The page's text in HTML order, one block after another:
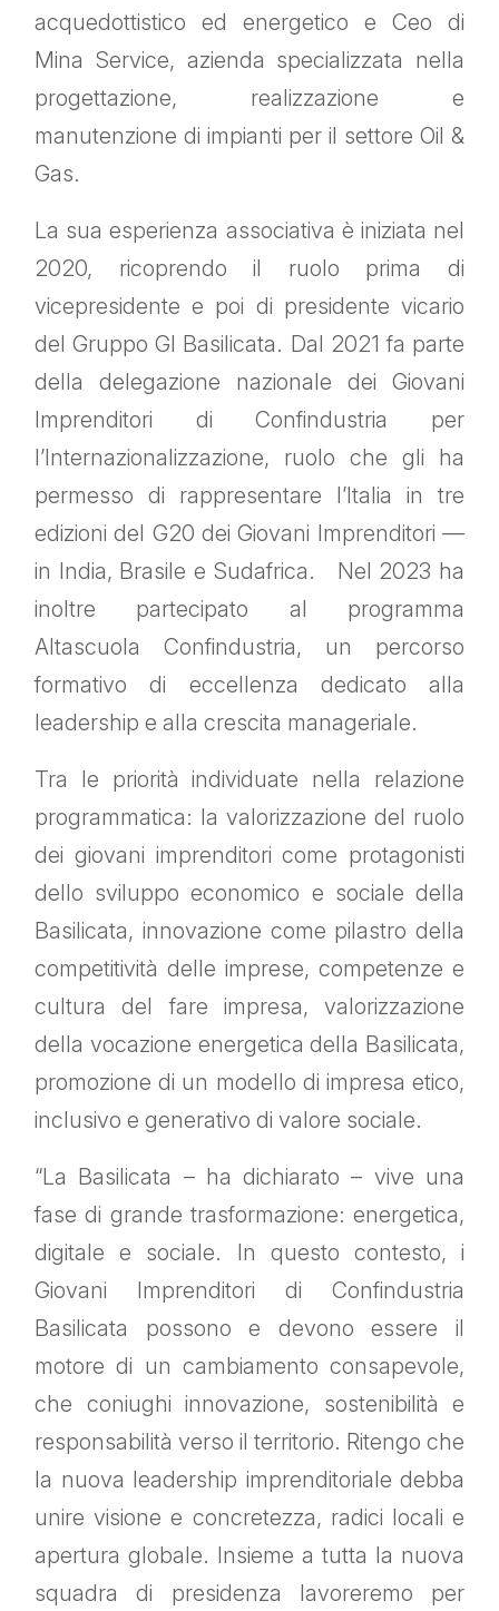
acquedottistico ed energetico e Ceo di
Mina Service, azienda specializzata nella
progettazione, realizzazione e
manutenzione di impianti per il settore Oil &
Gas.
La sua esperienza associativa è iniziata nel
2020, ricoprendo il ruolo prima di
vicepresidente e poi di presidente vicario
del Gruppo GI Basilicata. Dal 2021 fa parte
della delegazione nazionale dei Giovani
Imprenditori di Confindustria per
l’Internazionalizzazione, ruolo che gli ha
permesso di rappresentare l’Italia in tre
edizioni del G20 dei Giovani Imprenditori —
in India, Brasile e Sudafrica. Nel 2023 ha
inoltre partecipato al programma
Altascuola Confindustria, un percorso
formativo di eccellenza dedicato alla
leadership e alla crescita manageriale.
Tra le priorità individuate nella relazione
programmatica: la valorizzazione del ruolo
dei giovani imprenditori come protagonisti
dello sviluppo economico e sociale della
Basilicata, innovazione come pilastro della
competitività delle imprese, competenze e
cultura del fare impresa, valorizzazione
della vocazione energetica della Basilicata,
promozione di un modello di impresa etico,
inclusivo e generativo di valore sociale.
“La Basilicata – ha dichiarato – vive una
fase di grande trasformazione: energetica,
digitale e sociale. In questo contesto, i
Giovani Imprenditori di Confindustria
Basilicata possono e devono essere il
motore di un cambiamento consapevole,
che coniughi innovazione, sostenibilità e
responsabilità verso il territorio. Ritengo che
la nuova leadership imprenditoriale debba
unire visione e concretezza, radici locali e
apertura globale. Insieme a tutta la nuova
squadra di presidenza lavoreremo per